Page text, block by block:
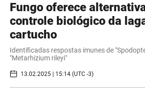
Fungo oferece
controle biológico da
cartucho
Identificadas respostas imunes de
"Metarhizium rileyi"
13.02.2025 | 15:14 (UTC -3)